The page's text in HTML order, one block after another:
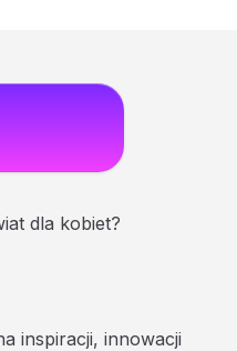
dla kobiet?
inspiracji, innowacji